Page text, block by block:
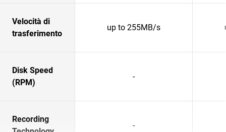
Velocità di
trasferimento
up to 255MB/s
Disk Speed
(RPM)
-
Recording
-